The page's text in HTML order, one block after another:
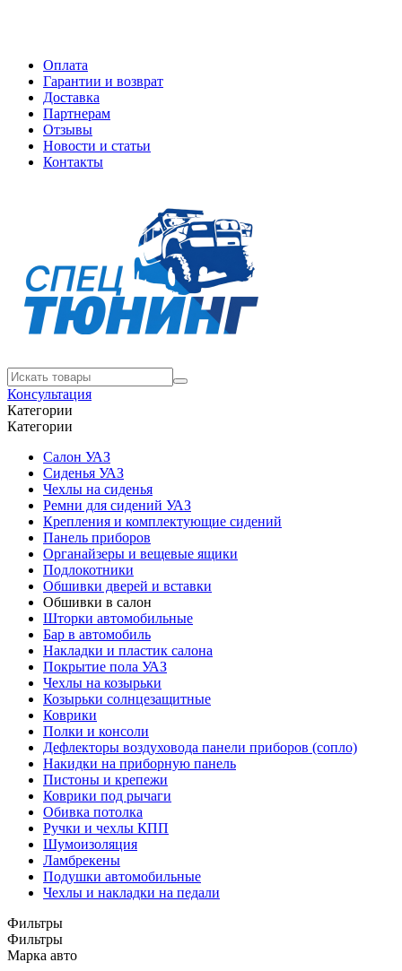
Оплата
Гарантии и возврат
Доставка
Партнерам
Отзывы
Новости и статьи
Контакты
Консультация
Категории
Категории
Салон УАЗ
Сиденья УАЗ
Чехлы на сиденья
Ремни для сидений УАЗ
Крепления и комплектующие сидений
Панель приборов
Органайзеры и вещевые ящики
Подлокотники
Обшивки дверей и вставки
Обшивки в салон
Шторки автомобильные
Бар в автомобиль
Накладки и пластик салона
Покрытие пола УАЗ
Чехлы на козырьки
Козырьки солнцезащитные
Коврики
Полки и консоли
Дефлекторы воздуховода панели приборов (сопло)
Накидки на приборную панель
Пистоны и крепежи
Коврики под рычаги
Обивка потолка
Ручки и чехлы КПП
Шумоизоляция
Ламбрекены
Подушки автомобильные
Чехлы и накладки на педали
Фильтры
Фильтры
Марка авто